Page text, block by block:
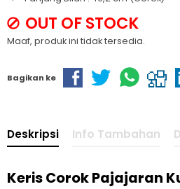
OUT OF STOCK
Maaf, produk ini tidak tersedia.
Bagikan ke
Deskripsi Info Tambahan
Keris Corok Pajajaran